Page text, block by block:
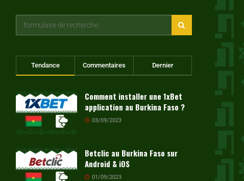
Tendance Commentaires Dernier
Comment installer une 1xBet
application au Burkina Faso ?
03/09/2023
Betclic au Burkina Faso sur
Android & iOS
01/09/2023